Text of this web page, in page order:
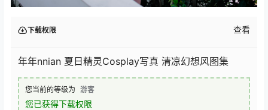
下载权限 查看
年年nnian 夏日精灵Cosplay写真 清凉幻想风图集
您当前的等级为 游客
您已获得下载权限